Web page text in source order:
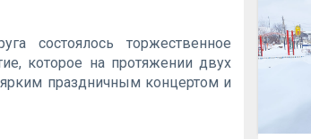
состоялось торжественное
которое на протяжении двух
праздничным концертом и